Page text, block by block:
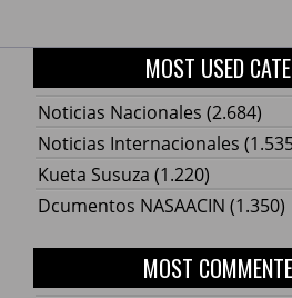
MOST USED
Noticias Nacionales (2.684)
Noticias Internacionales
Kueta Susuza (1.220)
Dcumentos NASAACIN (1.350)
MOST